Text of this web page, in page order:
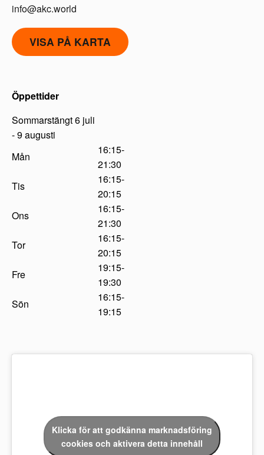
info@akc.world
VISA PÅ KARTA
Öppettider
Sommarstängt 6 juli
- 9 augusti
Mån
16:15-
21:30
Tis
16:15-
20:15
Ons
16:15-
21:30
Tor
16:15-
20:15
Fre
19:15-
19:30
Sön
16:15-
19:15
Klicka för att godkänna marknadsföring
cookies och aktivera detta innehåll